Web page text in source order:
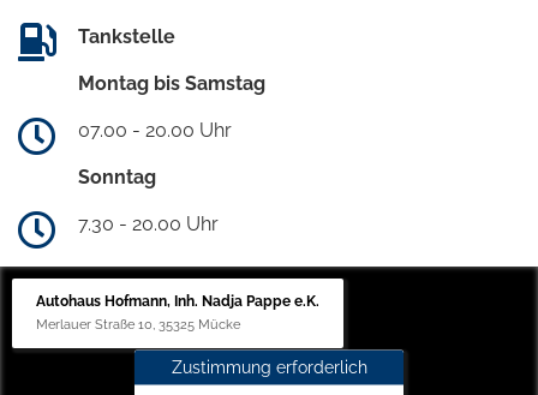
Tankstelle
Montag bis Samstag
07.00 - 20.00 Uhr
Sonntag
7.30 - 20.00 Uhr
Autohaus Hofmann, Inh. Nadja Pappe e.K.
Merlauer Straße 10, 35325 Mücke
Zustimmung erforderlich